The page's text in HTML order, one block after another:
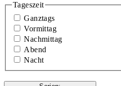
Tageszeit
Ganztags
Vormittag
Nachmittag
Abend
Nacht